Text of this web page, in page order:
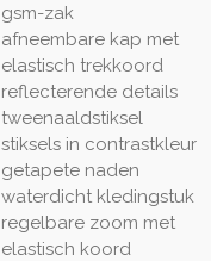
gsm-zak
afneembare kap met
elastisch trekkoord
reflecterende details
tweenaaldstiksel
stiksels in contrastkleur
getapete naden
waterdicht kledingstuk
regelbare zoom met
elastisch koord